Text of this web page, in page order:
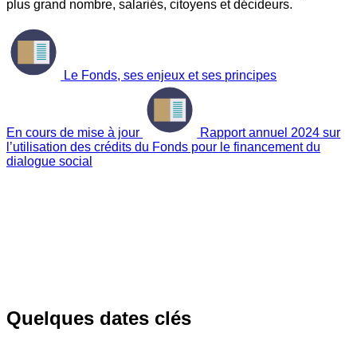
plus grand nombre, salariés, citoyens et décideurs.
Le Fonds, ses enjeux et ses principes
En cours de mise à jour
Rapport annuel 2024 sur
l’utilisation des crédits du Fonds pour le financement du
dialogue social
Quelques dates clés